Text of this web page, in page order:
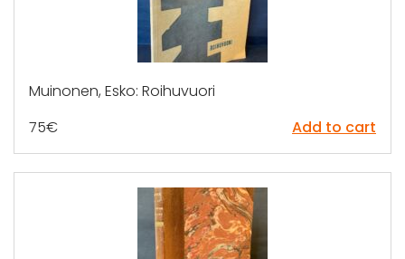
Muinonen, Esko: Roihuvuori
75€ Add to cart